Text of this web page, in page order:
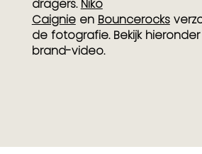
dragers. Niko
Caignieen Bouncerocks
de fotografie. Bekijk
brand-video.